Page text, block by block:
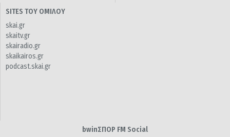
SITES ΤΟΥ ΟΜΙΛΟΥ
skai.gr
skaitv.gr
skairadio.gr
skaikairos.gr
podcast.skai.gr
bwinΣΠΟΡ FM Social